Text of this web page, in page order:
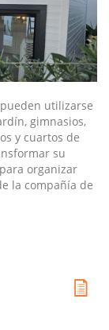
utilizarse
gimnasios,
y cuartos de
su
organizar
la compañía de